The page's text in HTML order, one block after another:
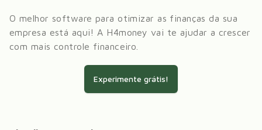
O melhor software para otimizar as finanças da sua
empresa está aqui! A H4money vai te ajudar a crescer
com mais controle financeiro.
Experimente grátis!